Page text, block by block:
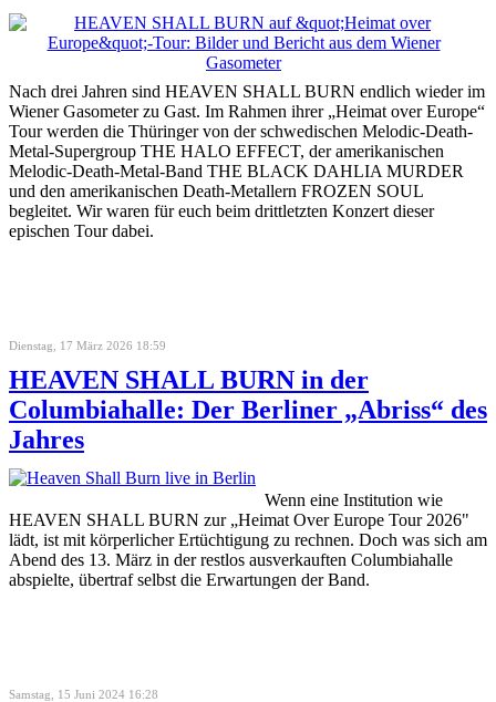
Nach drei Jahren sind HEAVEN SHALL BURN endlich wieder im
Wiener Gasometer zu Gast. Im Rahmen ihrer „Heimat over Europe“
Tour werden die Thüringer von der schwedischen Melodic-Death-
Metal-Supergroup THE HALO EFFECT, der amerikanischen
Melodic-Death-Metal-Band THE BLACK DAHLIA MURDER
und den amerikanischen Death-Metallern FROZEN SOUL
begleitet. Wir waren für euch beim drittletzten Konzert dieser
epischen Tour dabei.
Dienstag, 17 März 2026 18:59
HEAVEN SHALL BURN in der
Columbiahalle: Der Berliner „Abriss“ des
Jahres
Wenn eine Institution wie
HEAVEN SHALL BURN zur „Heimat Over Europe Tour 2026"
lädt, ist mit körperlicher Ertüchtigung zu rechnen. Doch was sich am
Abend des 13. März in der restlos ausverkauften Columbiahalle
abspielte, übertraf selbst die Erwartungen der Band.
Samstag, 15 Juni 2024 16:28